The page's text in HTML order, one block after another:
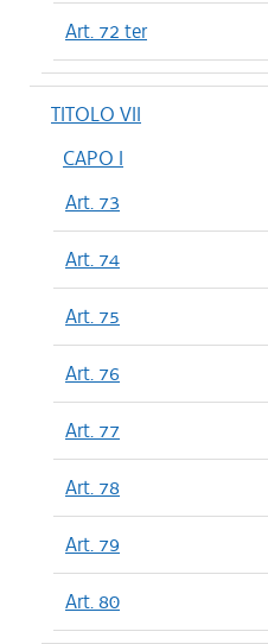
Art. 72 ter
TITOLO VII
CAPO I
Art. 73
Art. 74
Art. 75
Art. 76
Art. 77
Art. 78
Art. 79
Art. 80